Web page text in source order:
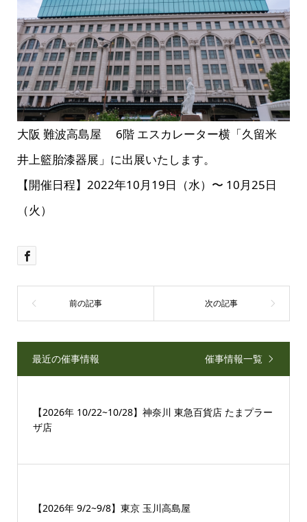
大阪 難波高島屋 6階 エスカレーター横「久留米
井上籃胎漆器展」に出展いたします。
【開催日程】2022年10月19日（水）〜 10月25日
（火）
最近の催事情報 催事情報一覧
【2026年 10/22~10/28】神奈川 東急百貨店 たまプラー
ザ店
【2026年 9/2~9/8】東京 玉川高島屋